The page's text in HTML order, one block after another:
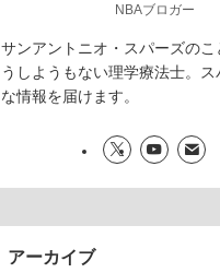
NBAブロガー
サンアントニオ・スパーズの
うしようもない理学療法士。
な情報を届けます。
アーカイブ